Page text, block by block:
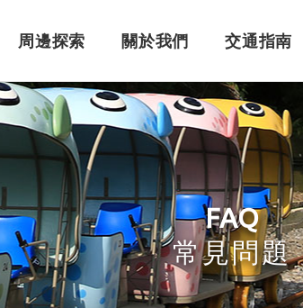
購票須知 訂票系統
周邊探索 關於我們
角色介紹 車體設計
交通指南
自行開車
訂單問題 搭乘問題
FAQ
常見問題